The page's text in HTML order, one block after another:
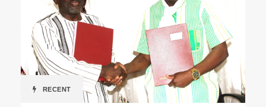
RECENT